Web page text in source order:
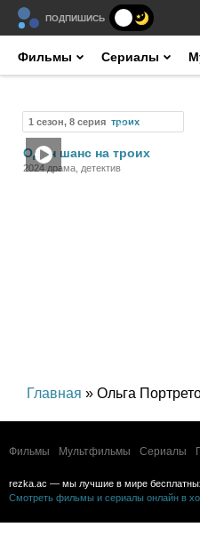
ПОДПИШИСЬ
Фильмы Сериалы
1 сезон, 8 серия Сериал
Один шанс на троих
2024 драма, детектив
Главная » Ольга
Фильмы Мультфильмы Сериалы
rezka.ac — мы лучшие в мире
Смотреть фильмы и сериалы онлайн в